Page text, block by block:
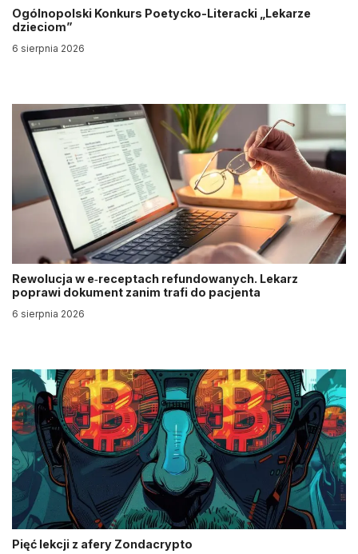
Ogólnopolski Konkurs Poetycko-Literacki „Lekarze
dzieciom”
6 sierpnia 2026
Rewolucja w e‑receptach refundowanych. Lekarz
poprawi dokument zanim trafi do pacjenta
6 sierpnia 2026
Pięć lekcji z afery Zondacrypto